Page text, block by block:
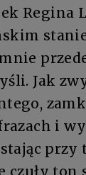
Regina
Jak
i
czuły ton